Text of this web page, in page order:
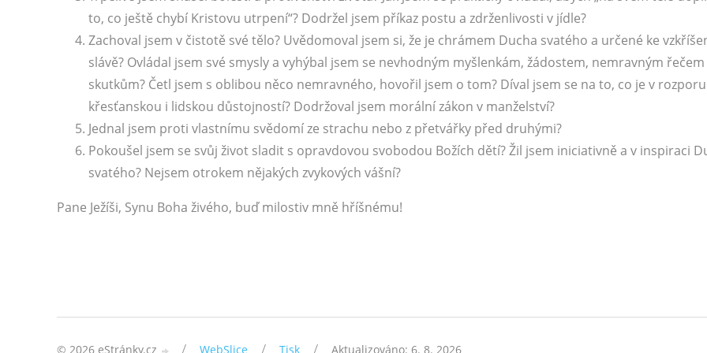
to, co ještě chybí Kristovu utrpení“? Dodržel jsem příkaz postu a zdrženlivosti v jídle?
Zachoval jsem v čistotě své tělo? Uvědomoval jsem si, že je chrámem Ducha svatého a určené ke
slávě? Ovládal jsem své smysly a vyhýbal jsem se nevhodným myšlenkám, žádostem, nemravným řečem
skutkům? Četl jsem s oblibou něco nemravného, hovořil jsem o tom? Díval jsem se na to, co je v
křesťanskou i lidskou důstojností? Dodržoval jsem morální zákon v manželství?
Jednal jsem proti vlastnímu svědomí ze strachu nebo z přetvářky před druhými?
Pokoušel jsem se svůj život sladit s opravdovou svobodou Božích dětí? Žil jsem iniciativně a v inspiraci
svatého? Nejsem otrokem nějakých zvykových vášní?
Pane Ježíši, Synu Boha živého, buď milostiv mně hříšnému!
© 2026 eStránky.cz / WebSlice / Tisk / Aktualizováno: 6. 8. 2026